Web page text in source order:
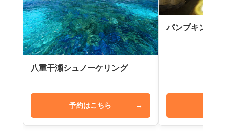
八重干瀬シュノーケリング
予約はこちら →
パンプキン鍾乳